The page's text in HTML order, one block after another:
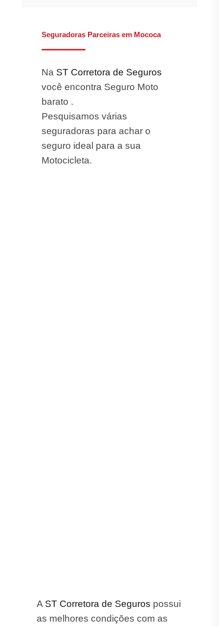
Seguradoras Parceiras em Mococa
Na ST Corretora de Seguros
você encontra Seguro Moto
barato .
Pesquisamos várias
seguradoras para achar o
seguro ideal para a sua
Motocicleta.
A ST Corretora de Seguros possui
as melhores condições com as